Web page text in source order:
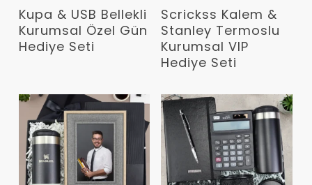
Devamını Oku
Kupa & USB Bellekli
Kurumsal Özel Gün
Hediye Seti
Devamını Oku
Scrickss Kalem &
Stanley Termoslu
Kurumsal VIP
Hediye Seti